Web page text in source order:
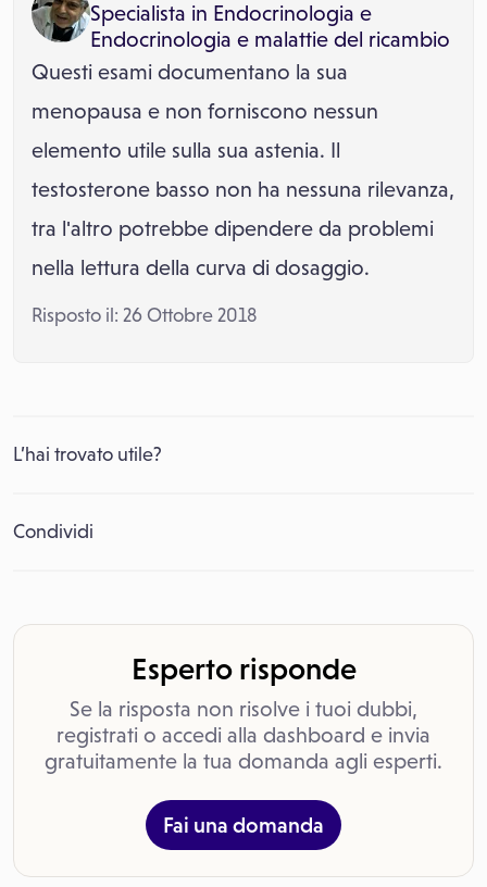
Specialista in Endocrinologia e
Endocrinologia e malattie del ricambio
Questi esami documentano la sua
menopausa e non forniscono nessun
elemento utile sulla sua astenia. Il
testosterone basso non ha nessuna rilevanza,
tra l'altro potrebbe dipendere da problemi
nella lettura della curva di dosaggio.
Risposto il: 26 Ottobre 2018
L’hai trovato utile?
Condividi
Esperto risponde
Se la risposta non risolve i tuoi dubbi,
registrati o accedi alla dashboard e invia
gratuitamente la tua domanda agli esperti.
Fai una domanda